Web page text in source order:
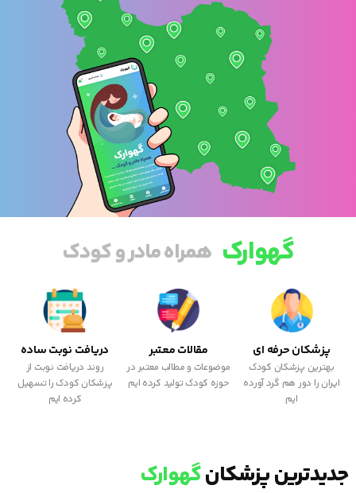
گهوارک همراه مادر و کودک
پزشکان حرفه ای
بهترین پزشکان کودک
ایران را دور هم گرد آورده
ایم
مقالات معتبر
موضوعات و مطالب معتبر در
حوزه کودک تولید کرده ایم
دریافت نوبت ساده
روند دریافت نوبت از
پزشکان کودک را تسهیل
کرده ایم
جدیدترین پزشکانگهوارک